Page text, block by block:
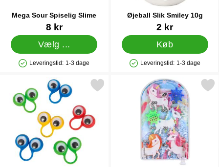
Mega Sour Spiselig Slime
8 kr
Vælg ...
Produkttilgængelighed: På lager
Leveringstid: 1-3 dage
Øjeball Slik Smiley 10g
Varenr 899112 kr
Køb
Produkttilgængelighed: På lager
Leveringstid: 1-3 dage
Markér ringe med Øjne som favoritMarkér pinball Spil